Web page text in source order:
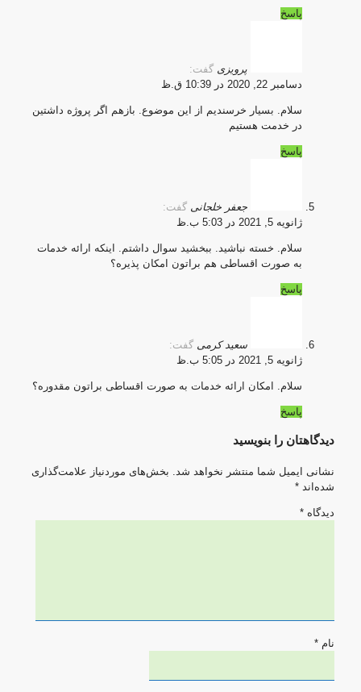
پاسخ
پرویزی گفت:
دسامبر 22, 2020 در 10:39 ق.ظ
سلام. بسیار خرسندیم از این موضوع. بازهم اگر پروژه داشتین
در خدمت هستیم
پاسخ
جعفر خلجانی گفت:
ژانویه 5, 2021 در 5:03 ب.ظ
سلام. خسته نباشید. ببخشید سوال داشتم. اینکه ارائه خدمات
به صورت اقساطی هم براتون امکان پذیره؟
پاسخ
سعید کرمی گفت:
ژانویه 5, 2021 در 5:05 ب.ظ
سلام. امکان ارائه خدمات به صورت اقساطی براتون مقدوره؟
پاسخ
دیدگاهتان را بنویسید
نشانی ایمیل شما منتشر نخواهد شد.
بخش‌های موردنیاز علامت‌گذاری
شده‌اند *
دیدگاه *
نام *